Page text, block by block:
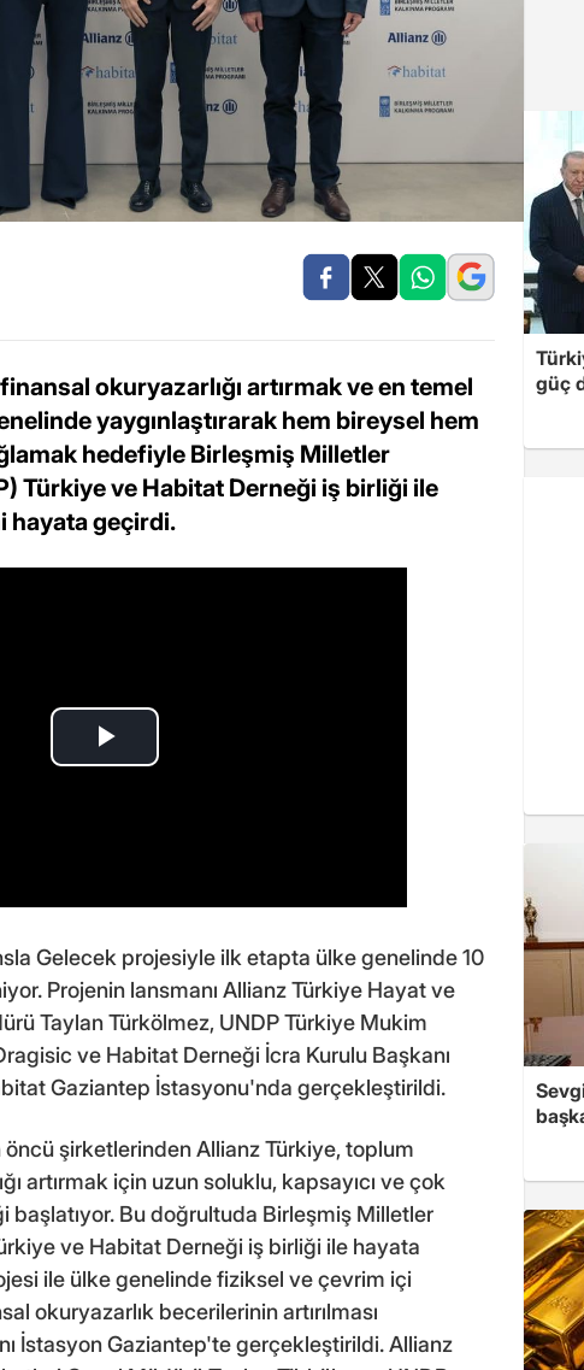
okuryazarlığı artırmak ve en temel
yaygınlaştırarak hem bireysel hem
hedefiyle Birleşmiş Milletler
Türkiye ve Habitat Derneği iş birliği ile
hayata geçirdi.
Gelecek projesiyle ilk etapta ülke genelinde 10
Projenin lansmanı Allianz Türkiye Hayat ve
Taylan Türkölmez, UNDP Türkiye Mukim
ve Habitat Derneği İcra Kurulu Başkanı
Gaziantep İstasyonu'nda gerçekleştirildi.
şirketlerinden Allianz Türkiye, toplum
artırmak için uzun soluklu, kapsayıcı ve çok
başlatıyor. Bu doğrultuda Birleşmiş Milletler
ve Habitat Derneği iş birliği ile hayata
ile ülke genelinde fiziksel ve çevrim içi
okuryazarlık becerilerinin artırılması
İstasyon Gaziantep'te gerçekleştirildi. Allianz
güç